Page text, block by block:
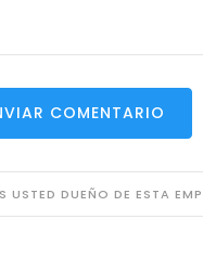
COMENTARIO
USTED DUEÑO DE ESTA